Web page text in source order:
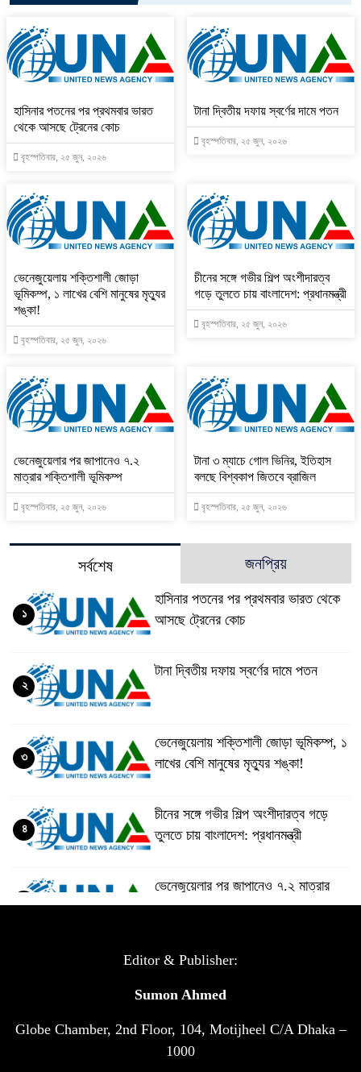
হাসিনার পতনের পর প্রথমবার ভারত
থেকে আসছে ট্রেনের কোচ
বৃহস্পতিবার, ২৫ জুন, ২০২৬
টানা দ্বিতীয় দফায় স্বর্ণের দামে পতন
বৃহস্পতিবার, ২৫ জুন, ২০২৬
ভেনেজুয়েলায় শক্তিশালী জোড়া
ভূমিকম্প, ১ লাখের বেশি মানুষের মৃত্যুর
শঙ্কা!
বৃহস্পতিবার, ২৫ জুন, ২০২৬
চীনের সঙ্গে গভীর শিল্প অংশীদারত্ব
গড়ে তুলতে চায় বাংলাদেশ: প্রধানমন্ত্রী
বৃহস্পতিবার, ২৫ জুন, ২০২৬
ভেনেজুয়েলার পর জাপানেও ৭.২
মাত্রার শক্তিশালী ভূমিকম্প
বৃহস্পতিবার, ২৫ জুন, ২০২৬
টানা ৩ ম্যাচে গোল ভিনির, ইতিহাস
বলছে বিশ্বকাপ জিতবে ব্রাজিল
বৃহস্পতিবার, ২৫ জুন, ২০২৬
সর্বশেষ জনপ্রিয়
হাসিনার পতনের পর প্রথমবার ভারত থেকে
আসছে ট্রেনের কোচ
১
টানা দ্বিতীয় দফায় স্বর্ণের দামে পতন
২
ভেনেজুয়েলায় শক্তিশালী জোড়া ভূমিকম্প, ১
লাখের বেশি মানুষের মৃত্যুর শঙ্কা!
৩
চীনের সঙ্গে গভীর শিল্প অংশীদারত্ব গড়ে
তুলতে চায় বাংলাদেশ: প্রধানমন্ত্রী
৪
ভেনেজুয়েলার পর জাপানেও ৭.২ মাত্রার
শক্তিশালী ভূমিকম্প
টানা ৩ ম্যাচে গোল ভিনির, ইতিহাস বলছে
সরকারি ৩শ কেজি বই বিক্রির অভিযোগ
মাদ্রাসা সুপারের বিরুদ্ধে
Editor & Publisher:
Sumon Ahmed
Globe Chamber, 2nd Floor, 104, Motijheel C/A Dhaka –
1000